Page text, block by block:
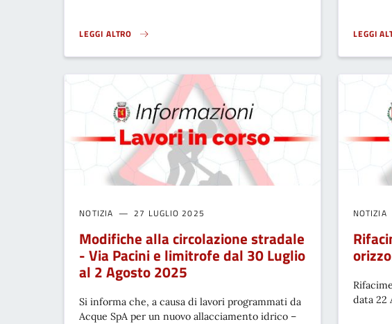
LEGGI ALTRO
LAVORI DI ASFALTATURA - MODIFICHE ALLA VIABILITÀ DAL 9 AL 11LEGGI
LAVORI
NOTIZIA 27 LUGLIO 2025
Modifiche alla circolazione stradale
- Via Pacini e limitrofe dal 30 Luglio
al 2 Agosto 2025
Si informa che, a causa di lavori programmati da
Acque SpA per un nuovo allacciamento idrico –
NOTIZIA
data 22